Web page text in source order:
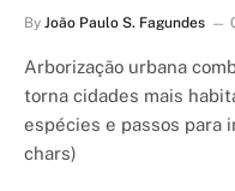
By João Paulo S. Fagundes
Arborização urbana
torna cidades mais
espécies e passos para
chars)